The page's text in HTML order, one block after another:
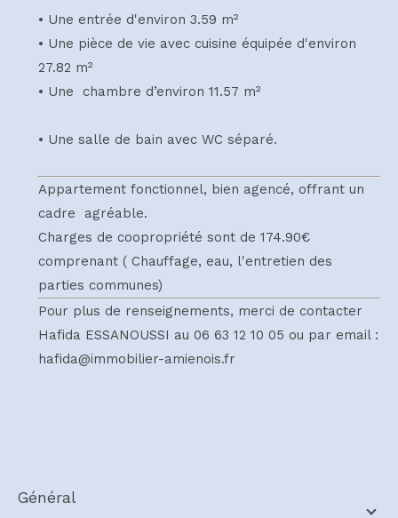
• Une entrée d'environ 3.59 m²
• Une pièce de vie avec cuisine équipée d'environ
27.82 m²
• Une chambre d’environ 11.57 m²
• Une salle de bain avec WC séparé.
Appartement fonctionnel, bien agencé, offrant un
cadre agréable.
Charges de coopropriété sont de 174.90€
comprenant ( Chauffage, eau, l'entretien des
parties communes)
Pour plus de renseignements, merci de contacter
Hafida ESSANOUSSI au 06 63 12 10 05 ou par email :
hafida@immobilier-amienois.fr
général